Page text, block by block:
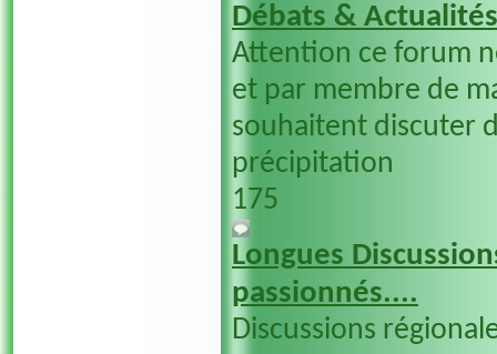
Débats & Actualités
Attention ce forum
et par membre de
souhaitent discuter
précipitation
175
Longues
passionnés....
Discussions